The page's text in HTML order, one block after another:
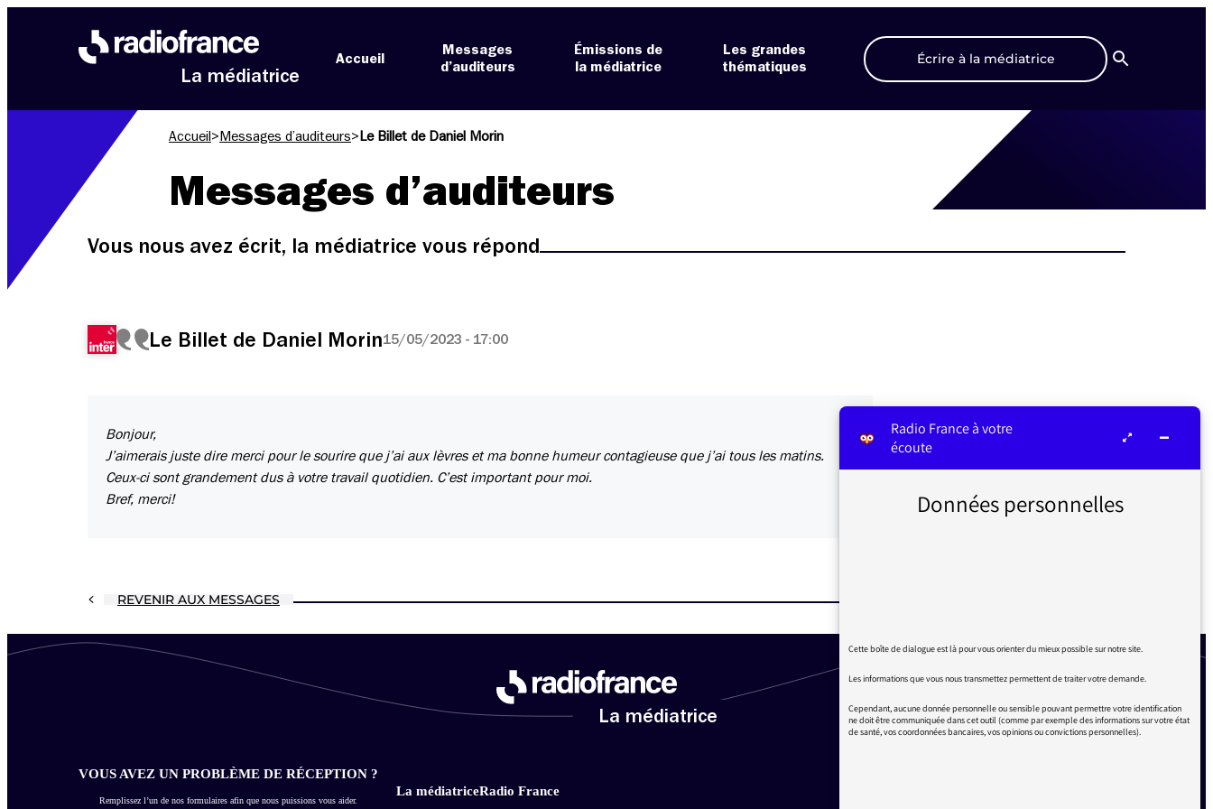
La médiatrice
Accueil
Messages
d’auditeurs
Émissions de
la médiatrice
Les grandes
thématiques
Écrire à la médiatrice
Recherche
Accueil > Messages d’auditeurs> Le Billet de Daniel Morin
Messages d’auditeurs
Vous nous avez écrit, la médiatrice vous répond
Le Billet de Daniel Morin15/05/2023 - 17:00
Bonjour,
J’aimerais juste dire merci pour le sourire que j’ai aux lèvres et ma bonne humeur contagieuse que j’ai tous les matins.
Ceux-ci sont grandement dus à votre travail quotidien. C’est important pour moi.
Bref, merci!
REVENIR AUX MESSAGES
La médiatrice
VOUS AVEZ UN PROBLÈME DE RÉCEPTION ?
Remplissez l’un de nos formulaires afin que nous puissions vous aider.
La médiatriceRadio France
Radio France à votre
écoute
Données personnelles
Cette boîte de dialogue est là pour vous orienter du mieux possible sur notre site.
Les informations que vous nous transmettez permettent de traiter votre demande.
Cependant, aucune donnée personnelle ou sensible pouvant permettre votre identification
ne doit être communiquée dans cet outil (comme par exemple des informations sur votre état
de santé, vos coordonnées bancaires, vos opinions ou convictions personnelles).